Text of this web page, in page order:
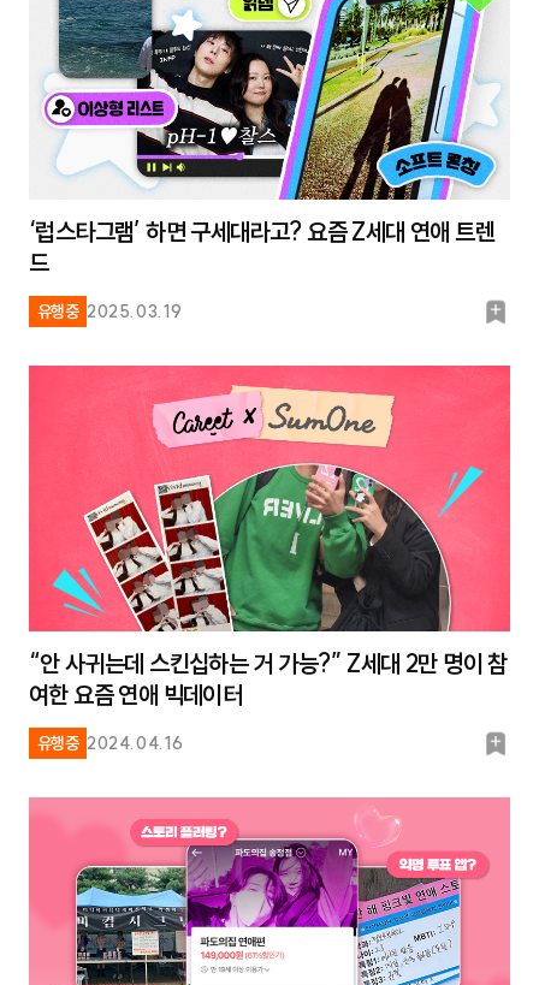
‘럽스타그램’ 하면 구세대라고? 요즘 Z세대 연애 트렌
드
유행중 2025.03.19
북
크
“안 사귀는데 스킨십하는 거 가능?” Z세대 2만 명이 참
여한 요즘 연애 빅데이터
유행중 2024.04.16
북